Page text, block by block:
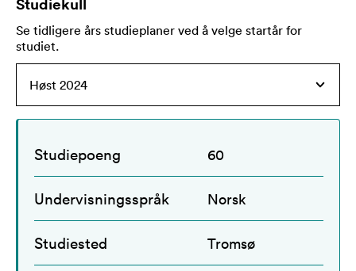
Se tidligere års studieplaner ved å velge startår for
studiet.
Studiepoeng 60
Undervisningsspråk Norsk
Studiested Tromsø